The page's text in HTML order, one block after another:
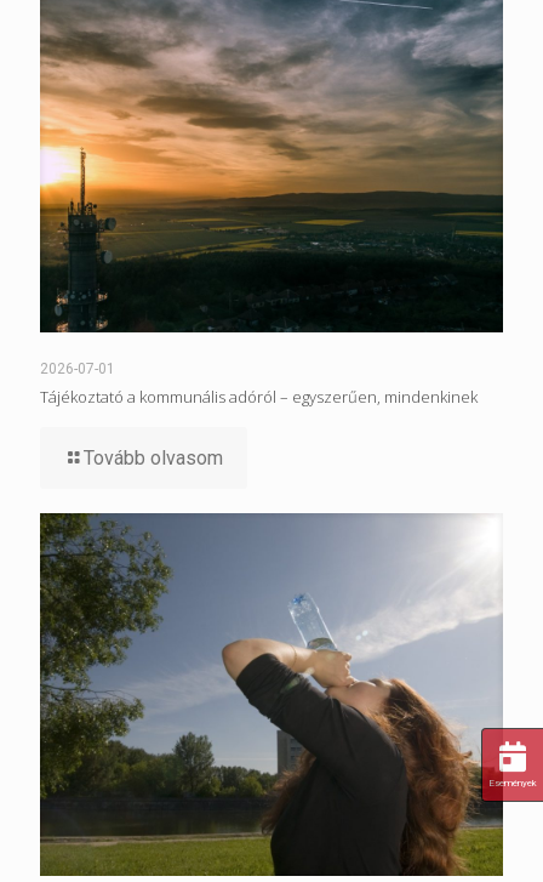
2026-07-01
Tájékoztató a kommunális adóról – egyszerűen, mindenkinek
Tovább olvasom
Események